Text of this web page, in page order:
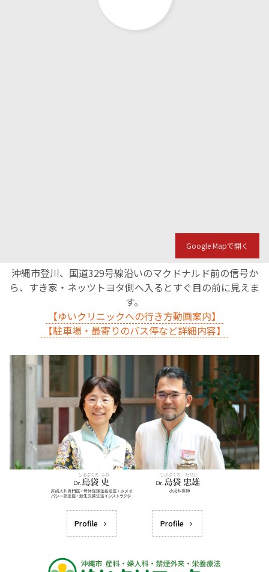
Google Mapで開く
沖縄市登川、国道329号線沿いのマクドナルド前の信号か
ら、すき家・ネッツトヨタ側へ入るとすぐ目の前に見えま
す。
【ゆいクリニックへの行き方動画案内】
【駐車場・最寄りのバス停など詳細内容】
Profile Profile